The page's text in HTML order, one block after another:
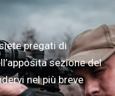
pregati di
sezione del
nel più breve